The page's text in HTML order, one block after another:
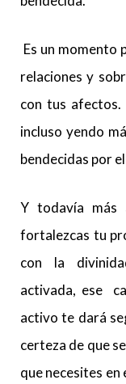
Es un momento
relaciones y
con tus afectos.
incluso yendo
bendecidas por
Y todavía más
fortalezcas tu
con la
activada, ese
activo te dará
certeza de que
que necesites en